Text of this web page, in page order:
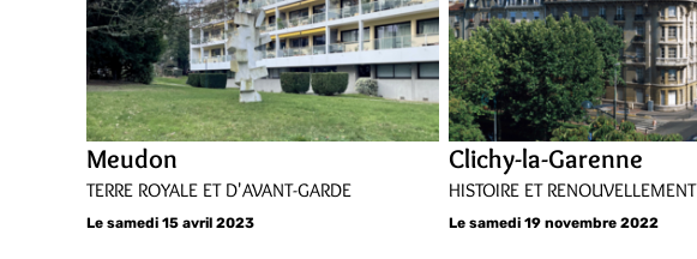
Meudon
TERRE ROYALE ET D'AVANT-GARDE
Le samedi 15 avril 2023
Clichy-la-Garenne
HISTOIRE ET RENOUVELLEMENT
Le samedi 19 novembre 2022